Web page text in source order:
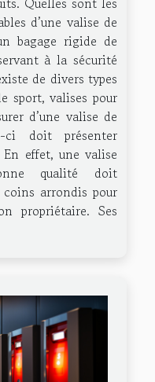
d’une valise de
bagage rigide de
à la sécurité
de divers types
sport, valises pour
d’une valise de
ci doit présenter
effet, une valise
qualité doit
arrondis pour
propriétaire. Ses